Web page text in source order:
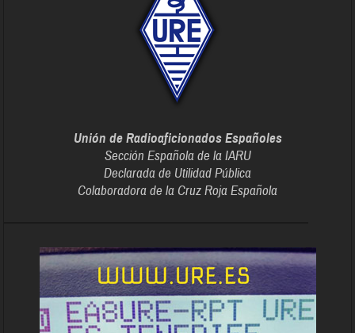
Unión de Radioaficionados Españoles
Sección Española de la IARU
Declarada de Utilidad Pública
Colaboradora de la Cruz Roja Española